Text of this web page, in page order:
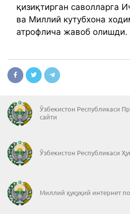
қизиқтирган саволларга
ва Миллий кутубхона
атрофлича жавоб олишди.
Ўзбекистон Республикаси
сайти
Ўзбекистон Республикаси
Миллий ҳуқуқий интернет